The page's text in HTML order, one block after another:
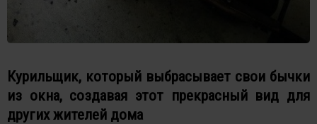
Курильщик, который выбрасывает свои бычки
из окна, создавая этот прекрасный вид для
других жителей дома